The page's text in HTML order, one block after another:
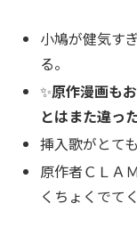
小鳩が健気す
る。
✨原作漫画も
とはまた違っ
挿入歌がとて
原作者ＣＬＡ
くちょくでて